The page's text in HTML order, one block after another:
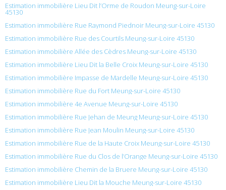
Estimation immobilière Lieu Dit l’Orme de Roudon Meung-sur-Loire
45130
Estimation immobilière Rue Raymond Piednoir Meung-sur-Loire 45130
Estimation immobilière Rue des Courtils Meung-sur-Loire 45130
Estimation immobilière Allée des Cèdres Meung-sur-Loire 45130
Estimation immobilière Lieu Dit la Belle Croix Meung-sur-Loire 45130
Estimation immobilière Impasse de Mardelle Meung-sur-Loire 45130
Estimation immobilière Rue du Fort Meung-sur-Loire 45130
Estimation immobilière 4e Avenue Meung-sur-Loire 45130
Estimation immobilière Rue Jehan de Meung Meung-sur-Loire 45130
Estimation immobilière Rue Jean Moulin Meung-sur-Loire 45130
Estimation immobilière Rue de la Haute Croix Meung-sur-Loire 45130
Estimation immobilière Rue du Clos de l’Orange Meung-sur-Loire 45130
Estimation immobilière Chemin de la Bruere Meung-sur-Loire 45130
Estimation immobilière Lieu Dit la Mouche Meung-sur-Loire 45130